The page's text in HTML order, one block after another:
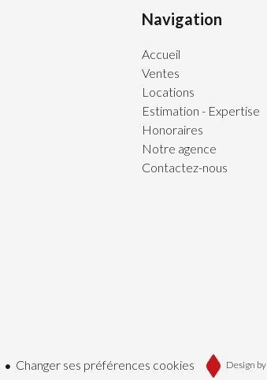
Navigation
Accueil
Ventes
Locations
Estimation - Expertise
Honoraires
Notre agence
Contactez-nous
Changer ses préférences cookies Design by